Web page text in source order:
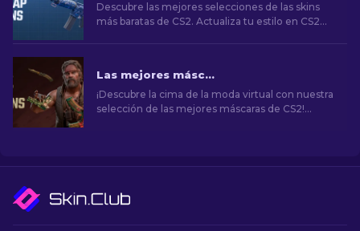
Descubre las mejores selecciones de las skins
más baratas de CS2. Actualiza tu estilo en CS2
Las mejores máscaras de CS2 [2026]
¡Descubre la cima de la moda virtual con nuestra
selección de las mejores máscaras de CS2!